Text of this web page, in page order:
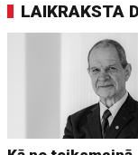
LAIKRAKSTA